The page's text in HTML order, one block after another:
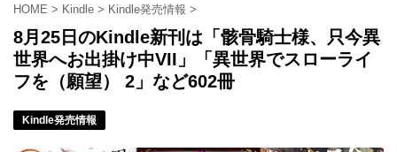
HOME > Kindle > Kindle発売情報 >
8月25日のKindle新刊は「骸骨騎士様、只今異
世界へお出掛け中VII」「異世界でスローライ
フを（願望） 2」など602冊
Kindle発売情報